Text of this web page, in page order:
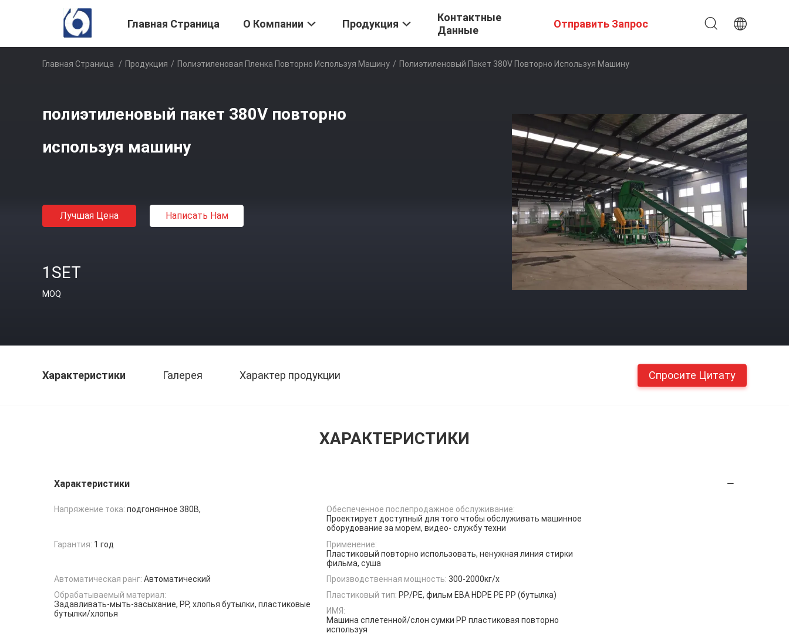
Главная Страница О Компании Продукция
Контактные
Данные
Отправить Запрос
Главная Страница / Продукция / Полиэтиленовая Пленка Повторно Используя Машину / Полиэтиленовый Пакет 380V Повторно Используя Машину
полиэтиленовый пакет 380V повторно
используя машину
Лучшая Цена Написать Нам
1SET
MOQ
Характеристики Галерея Характер продукции Спросите Цитату
ХАРАКТЕРИСТИКИ
Характеристики
Напряжение тока: подгонянное 380В,
Обеспеченное послепродажное обслуживание:
Проектирует доступный для того чтобы обслуживать машинное
оборудование за морем, видео- службу техни
Гарантия: 1 год
Применение:
Пластиковый повторно использовать, ненужная линия стирки
фильма, суша
Автоматическая ранг: Автоматический Производственная мощность: 300-2000кг/х
Обрабатываемый материал:
Задавливать-мыть-засыхание, PP, хлопья бутылки, пластиковые
бутылки/хлопья
Пластиковый тип: PP/PE, фильм ЕВА HDPE PE PP (бутылка)
ИМЯ:
Машина сплетенной/слон сумки PP пластиковая повторно
используя